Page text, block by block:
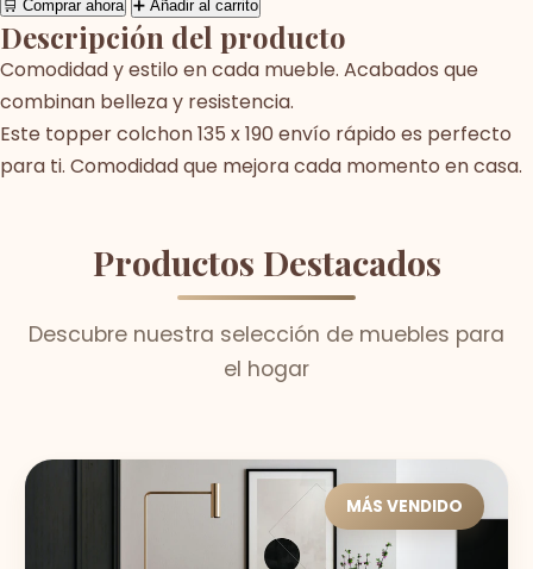
🛒 Comprar ahora ➕ Añadir al carrito
Descripción del producto
Comodidad y estilo en cada mueble. Acabados que
combinan belleza y resistencia.
Este topper colchon 135 x 190 envío rápido es perfecto
para ti. Comodidad que mejora cada momento en casa.
Productos Destacados
Descubre nuestra selección de muebles para
el hogar
MÁS VENDIDO